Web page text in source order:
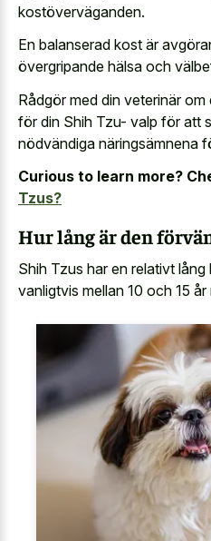
kostöverväganden.
En balanserad kost är
övergripande hälsa och
Rådgör med din veterinär
för din Shih Tzu- valp för att
nödvändiga näringsämnena
Curious to learn more?
Tzus?
Hur lång är den
Shih Tzus har en relativt
vanligtvis mellan 10 och 15